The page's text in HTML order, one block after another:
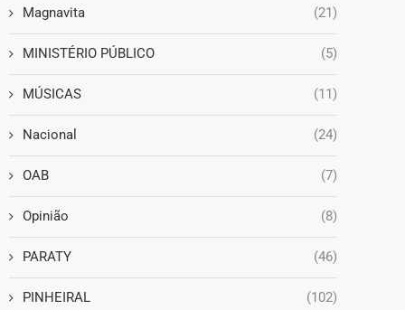
Magnavita (21)
MINISTÉRIO PÚBLICO (5)
MÚSICAS (11)
Nacional (24)
OAB (7)
Opinião (8)
PARATY (46)
PINHEIRAL (102)